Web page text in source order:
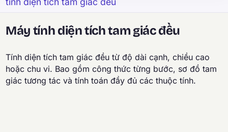
Máy tính diện tích tam giác đều
Tính diện tích tam giác đều từ độ dài cạnh, chiều cao
hoặc chu vi. Bao gồm công thức từng bước, sơ đồ tam
giác tương tác và tính toán đầy đủ các thuộc tính.